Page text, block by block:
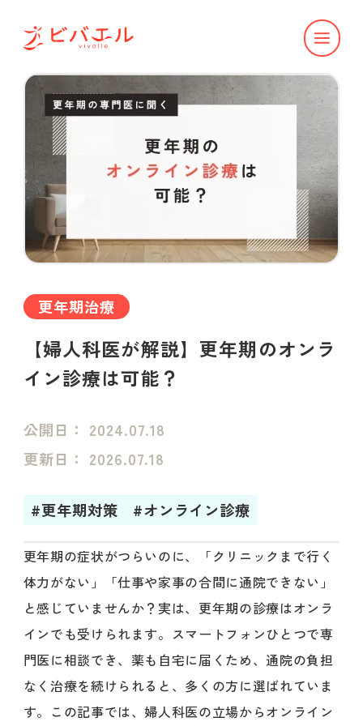
更年期治療
【婦人科医が解説】更年期のオンラ
イン診療は可能？
公開日： 2024.07.18
更新日： 2026.07.18
#更年期対策 #オンライン診療
更年期の症状がつらいのに、「クリニックまで行く
体力がない」「仕事や家事の合間に通院できない」
と感じていませんか？実は、更年期の診療はオンラ
インでも受けられます。スマートフォンひとつで専
門医に相談でき、薬も自宅に届くため、通院の負担
なく治療を続けられると、多くの方に選ばれていま
す。この記事では、婦人科医の立場からオンライン